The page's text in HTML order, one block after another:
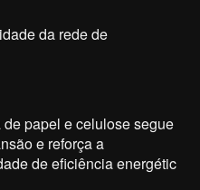
da rede de
de papel e celulose segue
e reforça a
de eficiência energétic